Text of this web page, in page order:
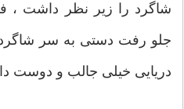
شاگرد را زیر نظر داشت ،
جلو رفت دستی به سر
دریایی خیلی جالب و دوست